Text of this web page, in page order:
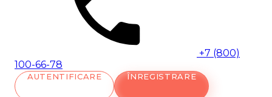
+7 (800)
100-66-78
AUTENTIFICARE ÎNREGISTRARE